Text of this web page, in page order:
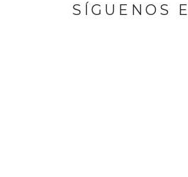
SÍGUENOS